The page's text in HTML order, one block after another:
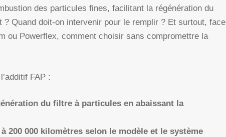
des particules fines, facilitant la régénération du
Quand doit-on intervenir pour le remplir ? Et surtout, face
ou Powerflex, comment choisir sans compromettre la
FAP :
du filtre à particules en abaissant la
200 000 kilomètres selon le modèle et le système